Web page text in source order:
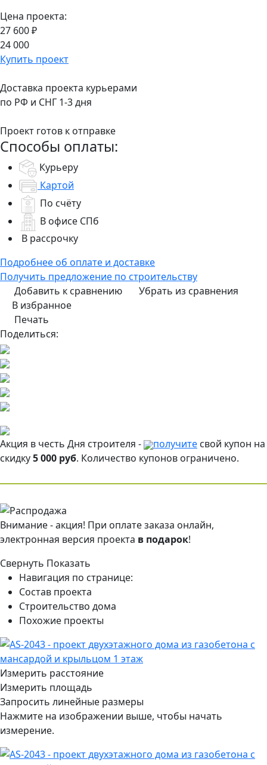
Цена проекта:
27 600 ₽
24 000
Купить проект
Доставка проекта курьерами
по РФ и СНГ 1-3 дня
Проект готов к отправке
Способы оплаты:
Курьеру
Картой
По счёту
В офисе СПб
В рассрочку
Подробнее об оплате и доставке
Получить предложение по строительству
Добавить к сравнению
Убрать из сравнения
В избранное
Печать
Поделиться:
Акция в честь Дня строителя - получите свой купон на
скидку5 000 руб. Количество купонов ограничено.
Внимание - акция! При оплате заказа онлайн,
электронная версия проекта в подарок!
Свернуть Показать
Навигация по странице:
Состав проекта
Строительство дома
Похожие проекты
Измерить расстояние
Измерить площадь
Запросить линейные размеры
Нажмите на изображении выше, чтобы начать
измерение.